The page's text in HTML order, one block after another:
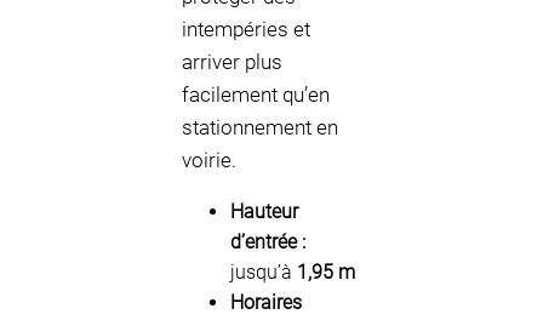
intempéries et
arriver plus
facilement qu’en
stationnement en
voirie.
Hauteur
d’entrée :
jusqu’à 1,95 m
Horaires